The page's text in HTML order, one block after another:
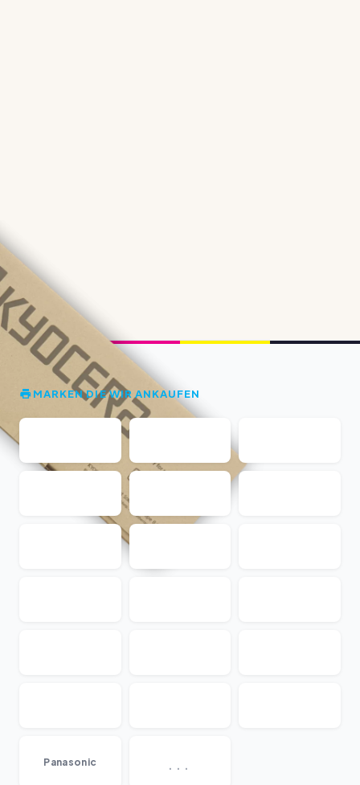
MARKEN DIE WIR ANKAUFEN
Panasonic ...